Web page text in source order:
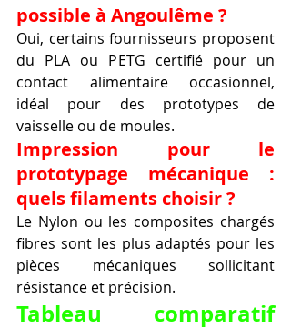
possible à Angoulême ?
Oui, certains fournisseurs proposent
du PLA ou PETG certifié pour un
contact alimentaire occasionnel,
idéal pour des prototypes de
vaisselle ou de moules.
Impression pour le
prototypage mécanique :
quels filaments choisir ?
Le Nylon ou les composites chargés
fibres sont les plus adaptés pour les
pièces mécaniques sollicitant
résistance et précision.
Tableau comparatif